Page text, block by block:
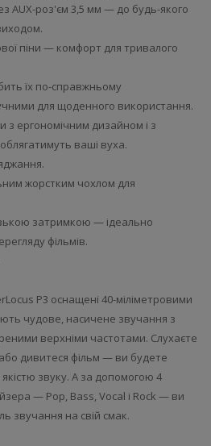
AUX-роз'єм 3,5 мм — до будь-якого
піни — комфорт для тривалого
їх по-справжньому
для щоденного використання.
з ергономічним дизайном і з
ваші вуха.
жорстким чохлом для
затримкою — ідеально
фільмів.
P3 оснащені 40-міліметровими
чудове, насичене звучання з
верхніми частотами. Слухаєте
дивитеся фільм — ви будете
звуку. А за допомогою 4
— Pop, Bass, Vocal і Rock — ви
звучання на свій смак.